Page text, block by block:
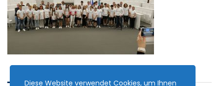
Diese Website verwendet Cookies, um Ihnen